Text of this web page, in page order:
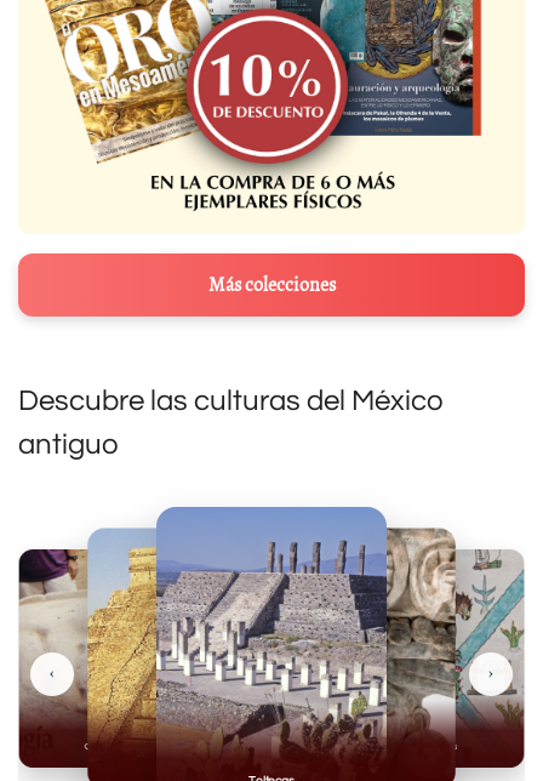
Más colecciones
Descubre las culturas del México
antiguo
Mexicas
Olmecas
‹ ›